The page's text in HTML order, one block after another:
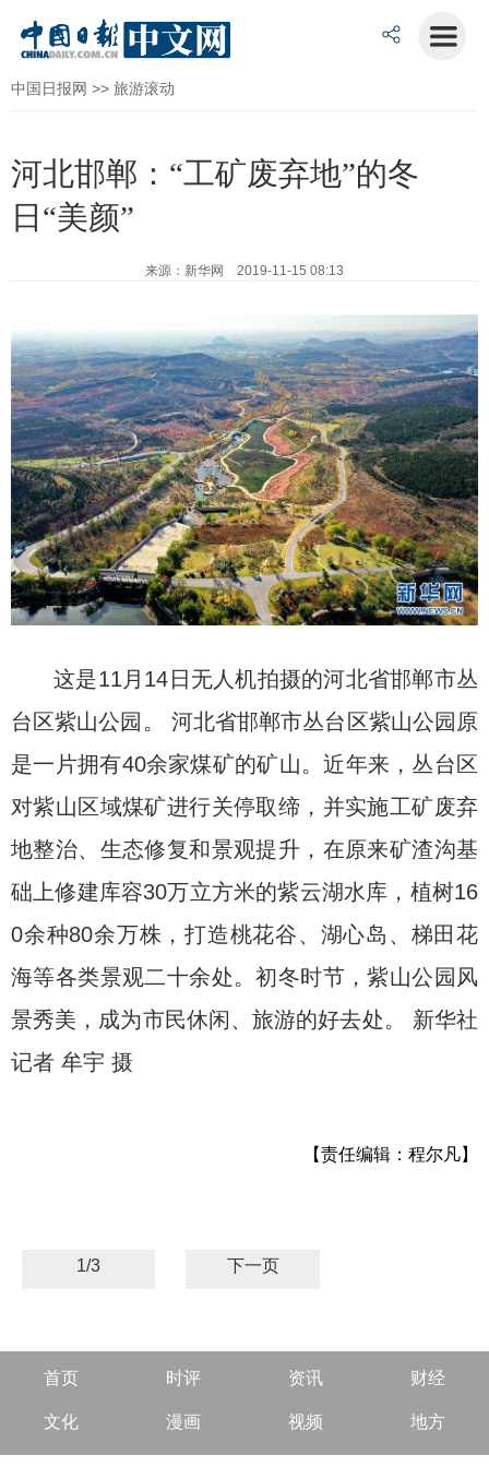
中国日报网 >> 旅游滚动
河北邯郸：“工矿废弃地”的冬
日“美颜”
来源：新华网 2019-11-15 08:13
这是11月14日无人机拍摄的河北省邯郸市丛
台区紫山公园。 河北省邯郸市丛台区紫山公园原
是一片拥有40余家煤矿的矿山。近年来，丛台区
对紫山区域煤矿进行关停取缔，并实施工矿废弃
地整治、生态修复和景观提升，在原来矿渣沟基
础上修建库容30万立方米的紫云湖水库，植树16
0余种80余万株，打造桃花谷、湖心岛、梯田花
海等各类景观二十余处。初冬时节，紫山公园风
景秀美，成为市民休闲、旅游的好去处。 新华社
记者 牟宇 摄
【责任编辑：程尔凡】
1/3 下一页
首页 时评 资讯 财经
文化 漫画 视频 地方